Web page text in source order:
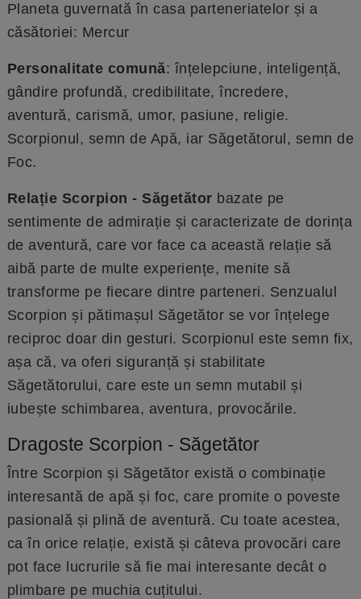
Planeta guvernată în casa parteneriatelor și a
căsătoriei: Mercur
Personalitate comună: înțelepciune, inteligență,
gândire profundă, credibilitate, încredere,
aventură, carismă, umor, pasiune, religie.
Scorpionul, semn de Apă, iar Săgetătorul, semn de
Foc.
Relație Scorpion - Săgetător bazate pe
sentimente de admirație și caracterizate de dorința
de aventură, care vor face ca această relație să
aibă parte de multe experiențe, menite să
transforme pe fiecare dintre parteneri. Senzualul
Scorpion și pătimașul Săgetător se vor înțelege
reciproc doar din gesturi. Scorpionul este semn fix,
așa că, va oferi siguranță și stabilitate
Săgetătorului, care este un semn mutabil și
iubește schimbarea, aventura, provocările.
Dragoste Scorpion - Săgetător
Între Scorpion și Săgetător există o combinație
interesantă de apă și foc, care promite o poveste
pasională și plină de aventură. Cu toate acestea,
ca în orice relație, există și câteva provocări care
pot face lucrurile să fie mai interesante decât o
plimbare pe muchia cuțitului.